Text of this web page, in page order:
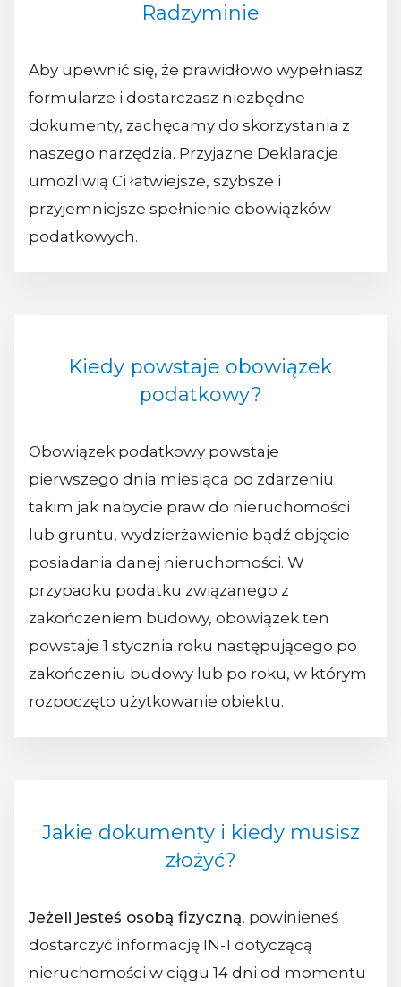
Radzyminie
Aby upewnić się, że prawidłowo wypełniasz
formularze i dostarczasz niezbędne
dokumenty, zachęcamy do skorzystania z
naszego narzędzia. Przyjazne Deklaracje
umożliwią Ci łatwiejsze, szybsze i
przyjemniejsze spełnienie obowiązków
podatkowych.
Kiedy powstaje obowiązek
podatkowy?
Obowiązek podatkowy powstaje
pierwszego dnia miesiąca po zdarzeniu
takim jak nabycie praw do nieruchomości
lub gruntu, wydzierżawienie bądź objęcie
posiadania danej nieruchomości. W
przypadku podatku związanego z
zakończeniem budowy, obowiązek ten
powstaje 1 stycznia roku następującego po
zakończeniu budowy lub po roku, w którym
rozpoczęto użytkowanie obiektu.
Jakie dokumenty i kiedy musisz
złożyć?
Jeżeli jesteś osobą fizyczną, powinieneś
dostarczyć informację IN-1 dotyczącą
nieruchomości w ciągu 14 dni od momentu